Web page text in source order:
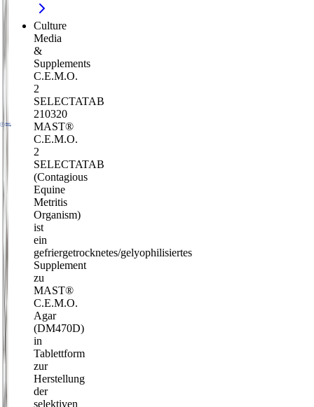
Culture
Media
&
Supplements
C.E.M.O.
2
SELECTATAB
210320
MAST®
C.E.M.O.
2
SELECTATAB
(Contagious
Equine
Metritis
Organism)
ist
ein
gefriergetrocknetes/gelyophilisiertes
Supplement
zu
MAST®
C.E.M.O.
Agar
(DM470D)
in
Tablettform
zur
Herstellung
der
selektiven